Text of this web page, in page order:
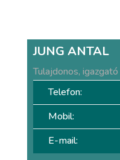
JUNG ANTAL
Tulajdonos, igazgató
Telefon:
Mobil:
E-mail: